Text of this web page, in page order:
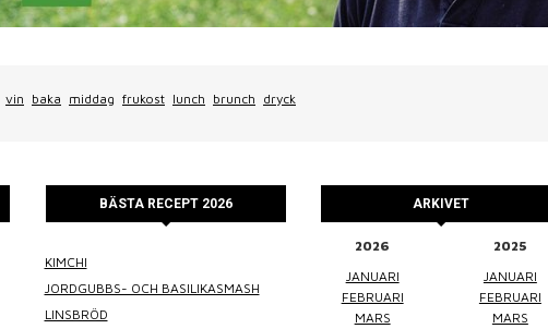
vin baka middag frukost lunch brunch dryck
WINEFLUENCER
BÄSTA RECEPT 2026
KIMCHI
JORDGUBBS- OCH BASILIKASMASH
LINSBRÖD
ARKIVET
2026
JANUARI
FEBRUARI
MARS
2025
JANUARI
FEBRUARI
MARS